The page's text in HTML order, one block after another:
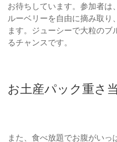
お待ちしています。参加者
ルーベリーを自由に摘み取り
ます。ジューシーで大粒の
るチャンスです。
お土産パック重さ
また、食べ放題でお腹がい